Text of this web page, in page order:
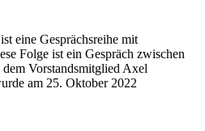
ist eine Gesprächsreihe mit
Folge ist ein Gespräch zwischen
Vorstandsmitglied Axel
am 25. Oktober 2022